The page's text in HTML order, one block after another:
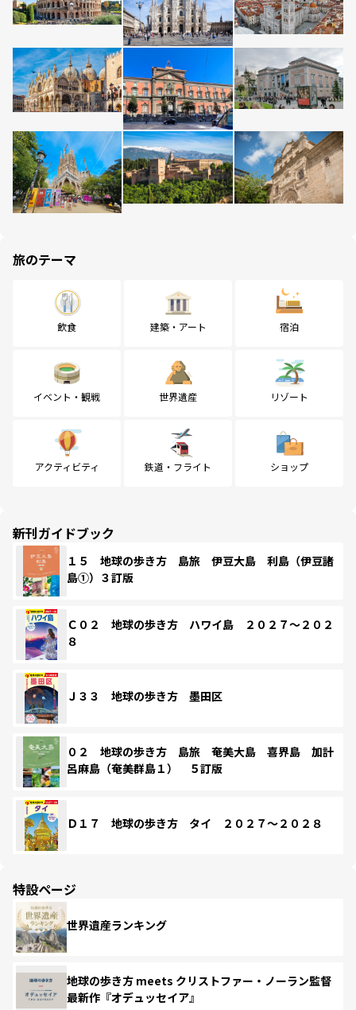
旅のテーマ
飲食 建築・アート 宿泊
イベント・観戦 世界遺産 リゾート
アクティビティ 鉄道・フライト ショップ
新刊ガイドブック
１５ 地球の歩き方 島旅 伊豆大島 利島（伊豆諸
島①）３訂版
Ｃ０２ 地球の歩き方 ハワイ島 ２０２７～２０２
８
Ｊ３３ 地球の歩き方 墨田区
０２ 地球の歩き方 島旅 奄美大島 喜界島 加計
呂麻島（奄美群島１） ５訂版
Ｄ１７ 地球の歩き方 タイ ２０２７～２０２８
特設ページ
世界遺産ランキング
地球の歩き方 meets クリストファー・ノーラン監督
最新作『オデュッセイア』